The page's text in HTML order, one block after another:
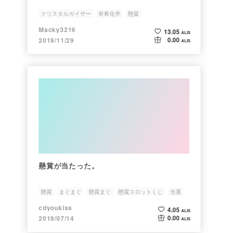
クリスタルガイザー 有希化学
懸賞
プレゼントキャンペーン
Macky3216
2019/11/29
13.05 ALIS
0.00 ALIS
懸賞が当たった。
懸賞 まぐまぐ 懸賞まぐ 懸賞スロットくじ 当選
cdyoukiss
2019/07/14
4.05 ALIS
0.00 ALIS